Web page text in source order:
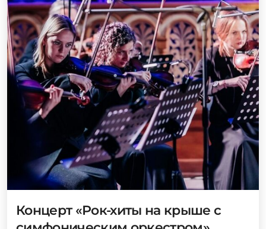
Концерт «Рок-хиты на крыше с